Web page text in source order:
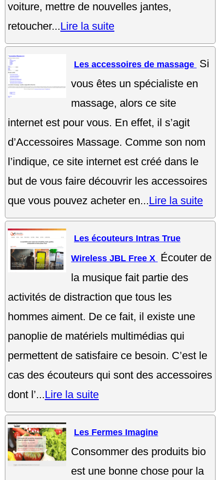
voiture, mettre de nouvelles jantes,
retoucher...Lire la suite
Les accessoires de massage Si
vous êtes un spécialiste en
massage, alors ce site
internet est pour vous. En effet, il s’agit
d’Accessoires Massage. Comme son nom
l’indique, ce site internet est créé dans le
but de vous faire découvrir les accessoires
que vous pouvez acheter en...Lire la suite
Les écouteurs Intras True
Wireless JBL Free X Écouter de
la musique fait partie des
activités de distraction que tous les
hommes aiment. De ce fait, il existe une
panoplie de matériels multimédias qui
permettent de satisfaire ce besoin. C’est le
cas des écouteurs qui sont des accessoires
dont l’...Lire la suite
Les Fermes Imagine
Consommer des produits bio
est une bonne chose pour la